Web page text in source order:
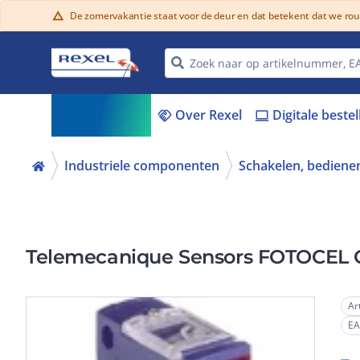
warning De zomervakantie staat voor de deur en dat betekent dat we
handshake Over Rexel laptop Digitale
Industriele componenten Schakelen,
Telemecanique Sensors FOTOCEL